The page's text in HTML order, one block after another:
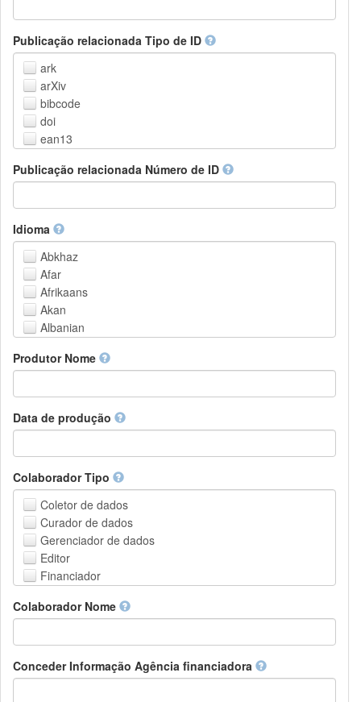
Publicação relacionada Tipo de ID
ark
arXiv
bibcode
doi
ean13
handle
issn
istc
lissn
lsid
pmid
purl
upc
url
urn
DASH-NRS
Publicação relacionada Número de ID
Idioma
Abkhaz
Afar
Afrikaans
Akan
Albanian
Arabic
Armenian
Assamese
Avaric
Aymara
Azerbaijani
Bambara
Bashkir
Basque
Belarusian
Bengali, Bangla
Bislama
Breton
Bulgarian
Burmese
Produtor Nome
Data de produção
Colaborador Tipo
Coletor de dados
Curador de dados
Gerenciador de dados
Editor
Financiador
Líder do projeto
Membro do projeto
Pessoa Relacionada
Pesquisador
Colaborador Nome
Conceder Informação Agência financiadora